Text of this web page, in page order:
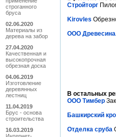
строганного
бруса
02.06.2020
Материалы из
дерева на забор
27.04.2020
Качественная и
высокопрочная
обрезная доска
04.06.2019
Изготовление
деревянных
лестниц
11.04.2019
Брус - основа
строительства
16.03.2019
Стройторг
Kirovles
ООО
В остальных
ООО Тимбер
Башкирский
Отделка сруба